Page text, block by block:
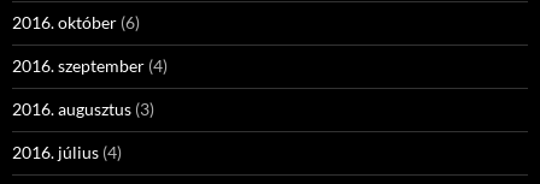
2016. október (6)
2016. szeptember (4)
2016. augusztus (3)
2016. július (4)